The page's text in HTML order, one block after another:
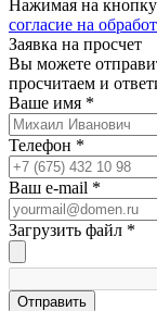
Нажимая на
согласие на
Заявка на просчет
Вы можете
просчитаем и
Ваше имя *
Телефон *
Ваш e-mail *
Загрузить файл *
Отправить